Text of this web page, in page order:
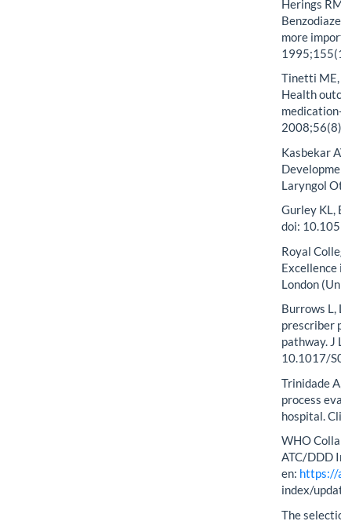
States: the
10.1001/
Herings
more
Tinetti ME,
Laryngol
Gurley KL,
doi:
Excellence
London
Burrows L,
pathway.
10.1017/
process
hospital.
WHO